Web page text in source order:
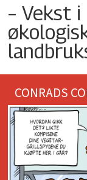
– Vekst
CONRADS